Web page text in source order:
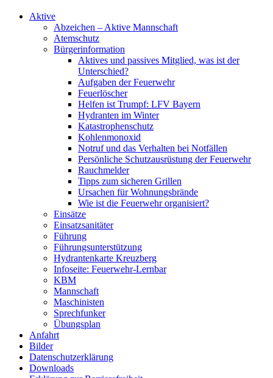
Aktive
Abzeichen – Aktive Mannschaft
Atemschutz
Bürgerinformation
Aktives und passives Mitglied, was ist der
Unterschied?
Aufgaben der Feuerwehr
Feuerlöscher
Helfen ist Trumpf: LFV Bayern
Hydranten im Winter
Katastrophenschutz
Kohlenmonoxid
Notruf und das Verhalten bei Notfällen
Persönliche Schutzausrüstung der Feuerwehr
Rauchmelder
Tipps zum sicheren Grillen
Ursachen für Wohnungsbrände
Wie ist die Feuerwehr organisiert?
Einsätze
Einsatzsanitäter
Führung
Führungsunterstützung
Hydrantenkarte Kreuzberg
Infoseite: Feuerwehr-Lernbar
KBM
Mannschaft
Maschinisten
Sprechfunker
Übungsplan
Anfahrt
Bilder
Datenschutzerklärung
Downloads